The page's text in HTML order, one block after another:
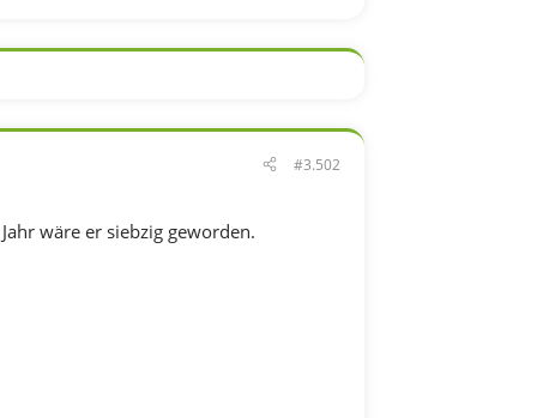
#3.502
wäre er siebzig geworden.